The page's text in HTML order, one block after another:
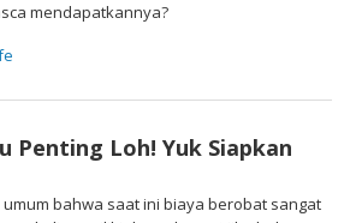
mendapatkannya?
Penting Loh! Yuk Siapkan
bahwa saat ini biaya berobat sangat